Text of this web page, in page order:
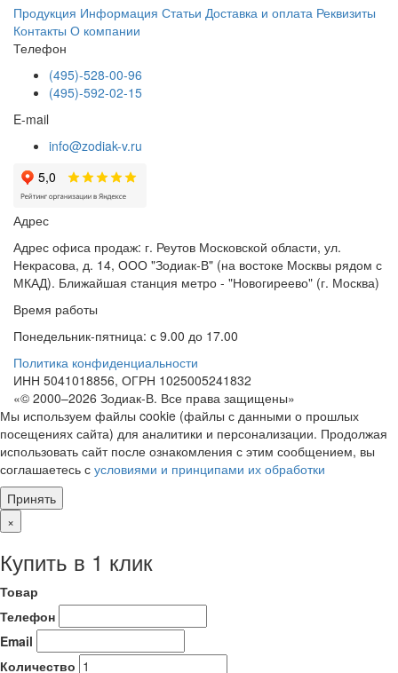
Продукция Информация Статьи Доставка и оплата Реквизиты
Контакты О компании
Телефон
(495)-528-00-96
(495)-592-02-15
E-mail
info@zodiak-v.ru
Адрес
Адрес офиса продаж: г. Реутов Московской области, ул.
Некрасова, д. 14, ООО "Зодиак-В" (на востоке Москвы рядом с
МКАД). Ближайшая станция метро - "Новогиреево" (г. Москва)
Время работы
Понедельник-пятница: с 9.00 до 17.00
Политика конфиденциальности
ИНН 5041018856, ОГРН 1025005241832
«© 2000–2026 Зодиак-В. Все права защищены»
Мы используем файлы cookie (файлы с данными о прошлых
посещениях сайта) для аналитики и персонализации. Продолжая
использовать сайт после ознакомления с этим сообщением, вы
соглашаетесь с условиями и принципами их обработки
Принять
×
Купить в 1 клик
Товар
Телефон
Email
Количество